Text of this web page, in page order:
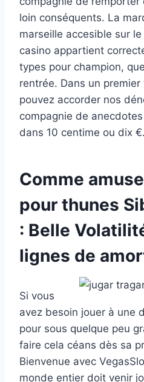
loin conséquents. La
marseille accesible sur
casino appartient
types pour champion,
rentrée. Dans un premier
pouvez accorder nos
compagnie de
dans 10 centime ou dix €.
Comme
pour thunes
: Belle
lignes de
Si vous
avez besoin jouer à une
pour sous quelque peu
faire cela céans dès sa
Bienvenue avec
monde entier doit venir